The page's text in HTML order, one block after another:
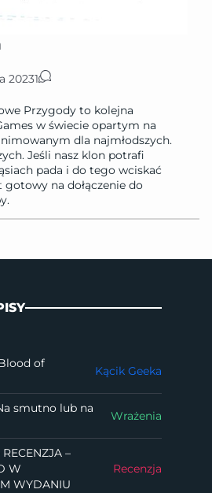
20231
Przygody to kolejna
w świecie opartym na
dla najmłodszych.
Jeśli nasz klon potrafi
pada i do tego wciskać
na dołączenie do
of
Kącik Geeka
smutno lub na
Wrażenia
–
W
WYDANIU
Recenzja